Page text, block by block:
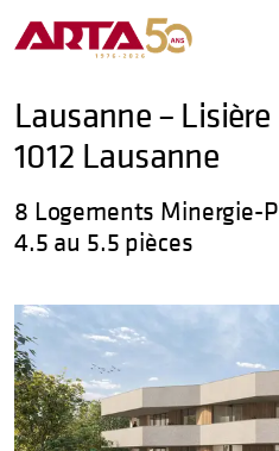
Lausanne – Lisière
1012 Lausanne
8 Logements Minergie-P
4.5 au 5.5 pièces